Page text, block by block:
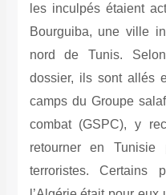
les inculpés étaient
Bourguiba, une ville
nord de Tunis.
dossier, ils sont allés
camps du Groupe
combat (GSPC), y
retourner en Tunisie
terroristes.